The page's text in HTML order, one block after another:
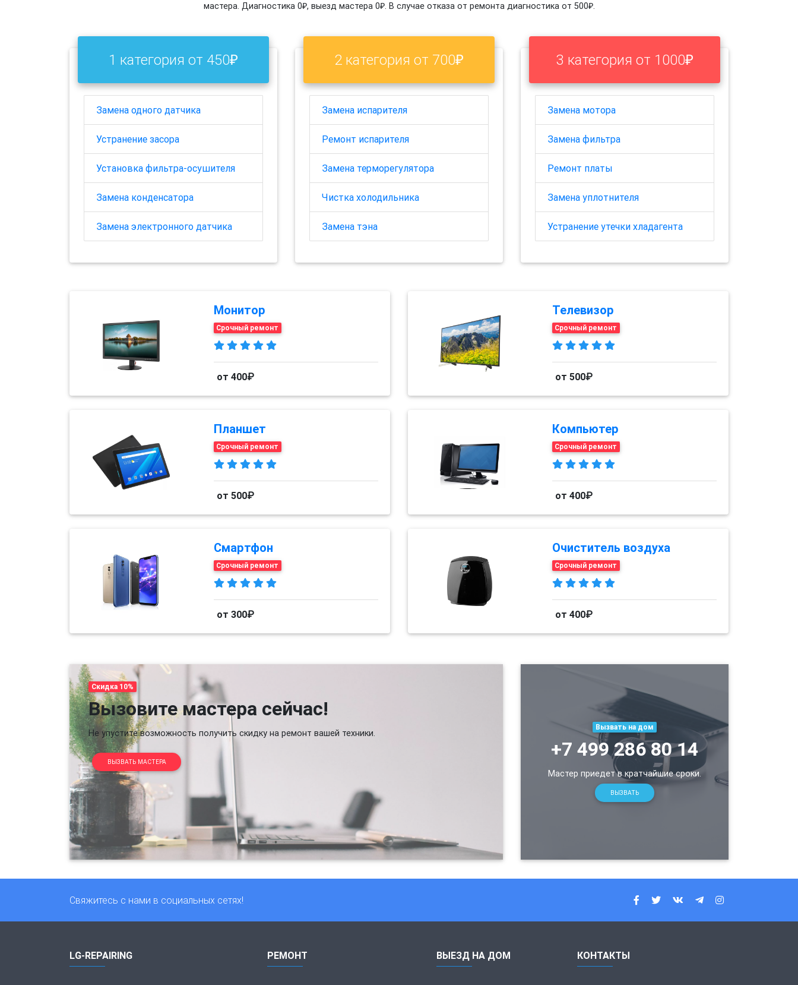
мастера. Диагностика 0₽, выезд мастера 0₽. В случае отказа от ремонта диагностика от 500₽.
1 категория от 450₽
Замена одного датчика
Устранение засора
Установка фильтра-осушителя
Замена конденсатора
Замена электронного датчика
2 категория от 700₽
Замена испарителя
Ремонт испарителя
Замена терморегулятора
Чистка холодильника
Замена тэна
3 категория от 1000₽
Замена мотора
Замена фильтра
Ремонт платы
Замена уплотнителя
Устранение утечки хладагента
Монитор
Срочный ремонт
от 400₽
Телевизор
Срочный ремонт
от 500₽
Планшет
Срочный ремонт
от 500₽
Компьютер
Срочный ремонт
от 400₽
Смартфон
Срочный ремонт
от 300₽
Очиститель воздуха
Срочный ремонт
от 400₽
Скидка 10%
Вызовите мастера сейчас!
Не упустите возможность получить скидку на ремонт вашей техники.
ВЫЗВАТЬ МАСТЕРА
Вызвать на дом
+7 499 286 80 14
Мастер приедет в кратчайшие сроки.
ВЫЗВАТЬ
Свяжитесь с нами в социальных сетях!
LG-REPAIRING РЕМОНТ ВЫЕЗД НА ДОМ КОНТАКТЫ